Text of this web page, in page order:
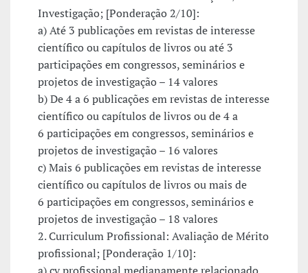
Investigação; [Ponderação 2/10]:
a) Até 3 publicações em revistas de interesse
científico ou capítulos de livros ou até 3
participações em congressos, seminários e
projetos de investigação – 14 valores
b) De 4 a 6 publicações em revistas de interesse
científico ou capítulos de livros ou de 4 a
6 participações em congressos, seminários e
projetos de investigação – 16 valores
c) Mais 6 publicações em revistas de interesse
científico ou capítulos de livros ou mais de
6 participações em congressos, seminários e
projetos de investigação – 18 valores
2. Curriculum Profissional: Avaliação de Mérito
profissional; [Ponderação 1/10]: